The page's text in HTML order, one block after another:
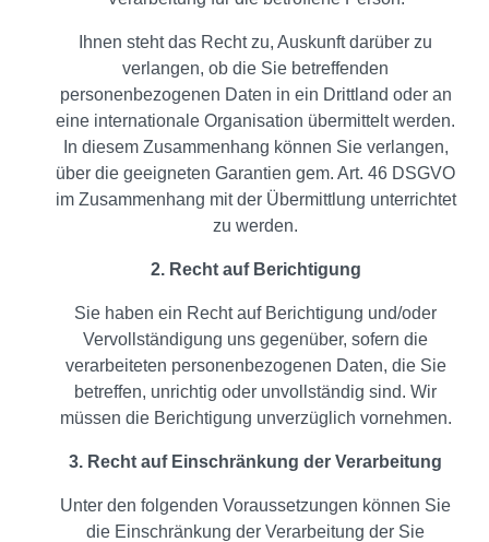
Ihnen steht das Recht zu, Auskunft darüber zu
verlangen, ob die Sie betreffenden
personenbezogenen Daten in ein Drittland oder an
eine internationale Organisation übermittelt werden.
In diesem Zusammenhang können Sie verlangen,
über die geeigneten Garantien gem. Art. 46 DSGVO
im Zusammenhang mit der Übermittlung unterrichtet
zu werden.
2. Recht auf Berichtigung
Sie haben ein Recht auf Berichtigung und/oder
Vervollständigung uns gegenüber, sofern die
verarbeiteten personenbezogenen Daten, die Sie
betreffen, unrichtig oder unvollständig sind. Wir
müssen die Berichtigung unverzüglich vornehmen.
3. Recht auf Einschränkung der Verarbeitung
Unter den folgenden Voraussetzungen können Sie
die Einschränkung der Verarbeitung der Sie